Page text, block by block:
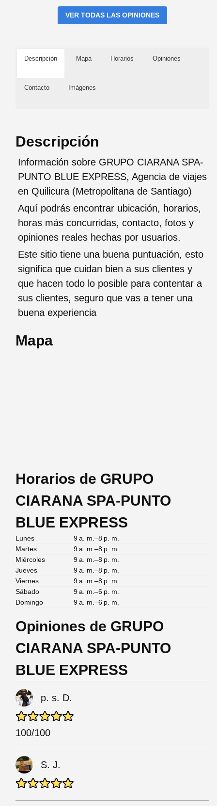
VER TODAS LAS OPINIONES
Descripción Mapa Horarios Opiniones
Contacto Imágenes
Descripción
Información sobre GRUPO CIARANA SPA-
PUNTO BLUE EXPRESS, Agencia de viajes
en Quilicura (Metropolitana de Santiago)
Aquí podrás encontrar ubicación, horarios,
horas más concurridas, contacto, fotos y
opiniones reales hechas por usuarios.
Este sitio tiene una buena puntuación, esto
significa que cuidan bien a sus clientes y
que hacen todo lo posible para contentar a
sus clientes, seguro que vas a tener una
buena experiencia
Mapa
Horarios de GRUPO
CIARANA SPA-PUNTO
BLUE EXPRESS
Lunes
9 a. m.–8 p. m.
Martes
9 a. m.–8 p. m.
Miércoles
9 a. m.–8 p. m.
Jueves
9 a. m.–8 p. m.
Viernes
9 a. m.–8 p. m.
Sábado
9 a. m.–6 p. m.
Domingo
9 a. m.–6 p. m.
Opiniones de GRUPO
CIARANA SPA-PUNTO
BLUE EXPRESS
p. s. D.
100/100
S. J.